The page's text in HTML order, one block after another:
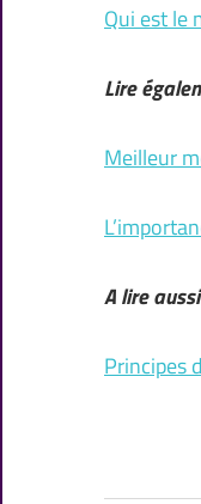
Qui est le
Lire
Meilleur
A lire
Principes